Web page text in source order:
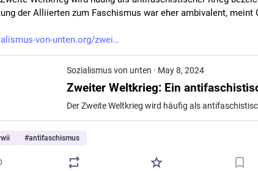
der Alliierten zum Faschismus war eher ambivalent, meint
von-unten.org/zwei
Sozialismus von unten · May 8, 2024
#antifaschismus